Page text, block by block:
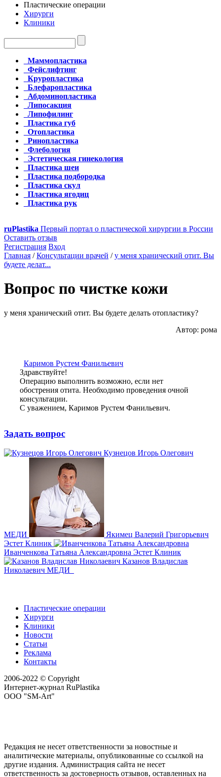
Пластические операции
Хирурги
Клиники
Маммопластика
Фейслифтинг
Круропластика
Блефаропластика
Абдоминопластика
Липосакция
Липофилинг
Пластика губ
Отопластика
Ринопластика
Флебология
Эстетическая гинекология
Пластика шеи
Пластика подбородка
Пластика скул
Пластика ягодиц
Пластика рук
ruPlastika Первый портал о пластической хирургии в России
Оставить отзыв
Регистрация Вход
Главная /Консультации врачей /у меня хранический отит. Вы
будете делат...
Вопрос по чистке кожи
у меня хранический отит. Вы будете делать отопластику?
Автор: рома
Каримов Рустем Фанильевич
Здравствуйте!
Операцию выполнить возможно, если нет
обострения отита. Необходимо проведения очной
консультации.
С уважением, Каримов Рустем Фанильевич.
Задать вопрос
Кузнецов Игорь Олегович
МЕДИ
Якимец Валерий Григорьевич
Эстет Клиник
Иванченкова Татьяна Александровна Эстет Клиник
Казанов Владислав
Николаевич МЕДИ
Пластические операции
Хирурги
Клиники
Новости
Статьи
Реклама
Контакты
2006-2022 © Copyright
Интернет-журнал RuPlastika
ООО "SM-Art"
Редакция не несет ответственности за новостные и
аналитические материалы, опубликованные со ссылкой на
другие издания. Администрация сайта не несет
ответственность за достоверность отзывов, оставленных на